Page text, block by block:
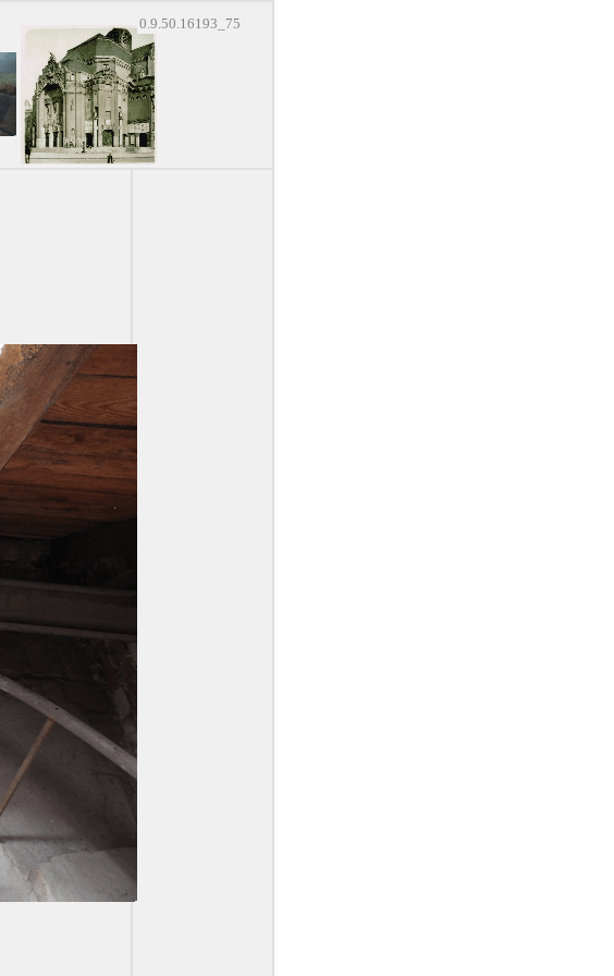
0.9.50.16193_75